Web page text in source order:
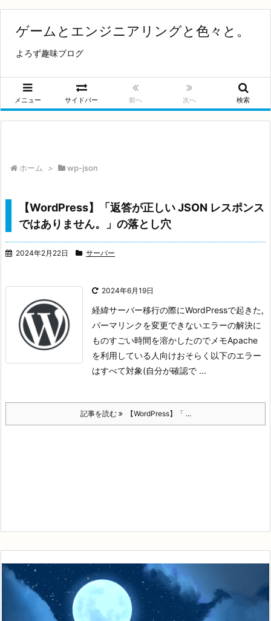
ゲームとエンジニアリングと色々と。
よろず趣味ブログ
メニュー サイドバー 前へ 次へ 検索
ホーム > wp-json
【WordPress】「返答が正しい JSON レスポンス
ではありません。」の落とし穴
2024年2月22日 サーバー
2024年6月19日
経緯サーバー移行の際にWordPressで起きた,
パーマリンクを変更できないエラーの解決に
ものすごい時間を溶かしたのでメモApache
を利用している人向けおそらく以下のエラー
はすべて対象(自分が確認で ...
記事を読む 【WordPress】「 ...